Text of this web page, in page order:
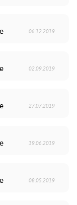
06.12.2019
02.09.2019
27.07.2019
19.06.2019
08.05.2019